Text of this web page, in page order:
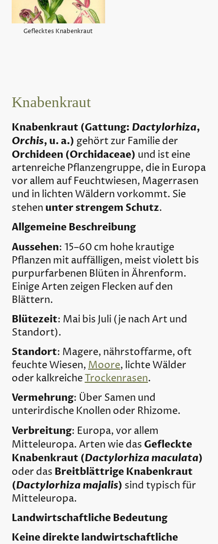
Geflecktes Knabenkraut
Knabenkraut
Knabenkraut (Gattung: Dactylorhiza,
Orchis, u. a.) gehört zur Familie der
Orchideen (Orchidaceae) und ist eine
artenreiche Pflanzengruppe, die in Europa
vor allem auf Feuchtwiesen, Magerrasen
und in lichten Wäldern vorkommt. Sie
stehen unter strengem Schutz.
Allgemeine Beschreibung
Aussehen: 15–60 cm hohe krautige
Pflanzen mit auffälligen, meist violett bis
purpurfarbenen Blüten in Ährenform.
Einige Arten zeigen Flecken auf den
Blättern.
Blütezeit: Mai bis Juli (je nach Art und
Standort).
Standort: Magere, nährstoffarme, oft
feuchte Wiesen,Moore, lichte Wälder
oder kalkreicheTrockenrasen.
Vermehrung: Über Samen und
unterirdische Knollen oder Rhizome.
Verbreitung: Europa, vor allem
Mitteleuropa. Arten wie das Gefleckte
Knabenkraut (Dactylorhiza maculata)
oder das Breitblättrige Knabenkraut
(Dactylorhiza majalis) sind typisch für
Mitteleuropa.
Landwirtschaftliche Bedeutung
Keine direkte landwirtschaftliche